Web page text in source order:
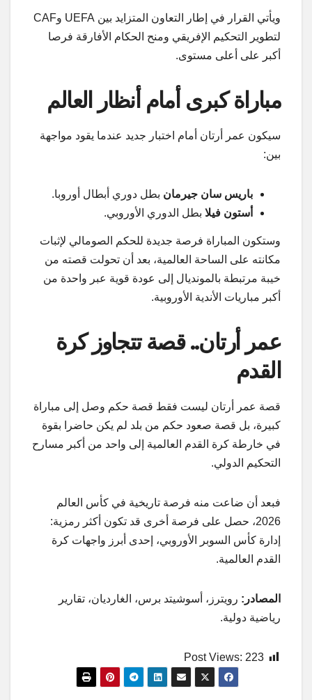
ويأتي القرار في إطار التعاون المتزايد بين UEFA وCAF
لتطوير التحكيم الإفريقي ومنح الحكام الأفارقة فرصا
أكبر على أعلى مستوى.
مباراة كبرى أمام أنظار العالم
سيكون عمر أرتان أمام اختبار جديد عندما يقود مواجهة
بين:
باريس سان جيرمان بطل دوري أبطال أوروبا.
أستون فيلا بطل الدوري الأوروبي.
وستكون المباراة فرصة جديدة للحكم الصومالي لإثبات
مكانته على الساحة العالمية، بعد أن تحولت قصته من
خيبة مرتبطة بالمونديال إلى عودة قوية عبر واحدة من
أكبر مباريات الأندية الأوروبية.
عمر أرتان.. قصة تتجاوز كرة
القدم
قصة عمر أرتان ليست فقط قصة حكم وصل إلى مباراة
كبيرة، بل قصة صعود حكم من بلد لم يكن حاضرا بقوة
في خارطة كرة القدم العالمية إلى واحد من أكبر مسارح
التحكيم الدولي.
فبعد أن ضاعت منه فرصة تاريخية في كأس العالم
2026، حصل على فرصة أخرى قد تكون أكثر رمزية:
إدارة كأس السوبر الأوروبي، إحدى أبرز واجهات كرة
القدم العالمية.
المصادر: رويترز، أسوشيتد برس، الغارديان، تقارير
رياضية دولية.
Post Views: 223